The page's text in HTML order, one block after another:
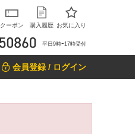
クーポン 購入履歴 お気に入り
平日9時ｰ17時受付
会員登録 / ログイン